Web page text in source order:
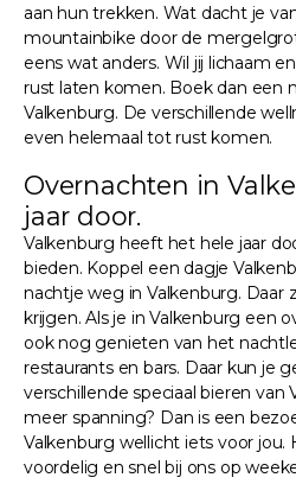
aan hun trekken. Wat dacht je
mountainbike door de
eens wat anders. Wil jij lichaam
rust laten komen. Boek dan een
Valkenburg. De verschillende
even helemaal tot rust komen.
Overnachten in
jaar door.
Valkenburg heeft het hele jaar
bieden. Koppel een dagje
nachtje weg in Valkenburg. Daar
krijgen. Als je in Valkenburg een
ook nog genieten van het
restaurants en bars. Daar kun je
verschillende speciaal bieren van
meer spanning? Dan is een
Valkenburg wellicht iets voor jou.
voordelig en snel bij ons op